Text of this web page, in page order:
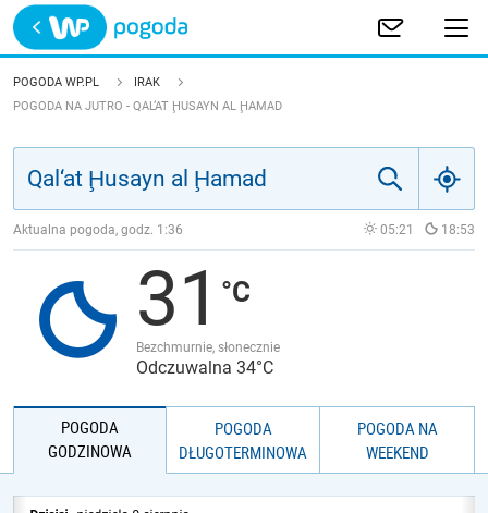
Trwa ładowanie
POLSKA
ŚWIAT
JAKOŚĆ POWIETRZA
POGODA WP.PL
IRAK
POGODA NA JUTRO - QAL‘AT ḨUSAYN AL ḨAMAD
Aktualna pogoda, godz. 1:36 05:21 18:53
31
Bezchmurnie, słonecznie
Odczuwalna 34°C
POGODA
GODZINOWA
POGODA
DŁUGOTERMINOWA
POGODA NA
WEEKEND